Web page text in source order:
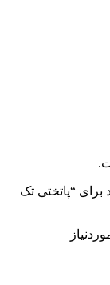
برای “پاتختی تک